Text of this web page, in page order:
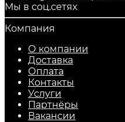
Мы в соц.сетях
Компания
О компании
Доставка
Оплата
Контакты
Услуги
Партнёры
Вакансии